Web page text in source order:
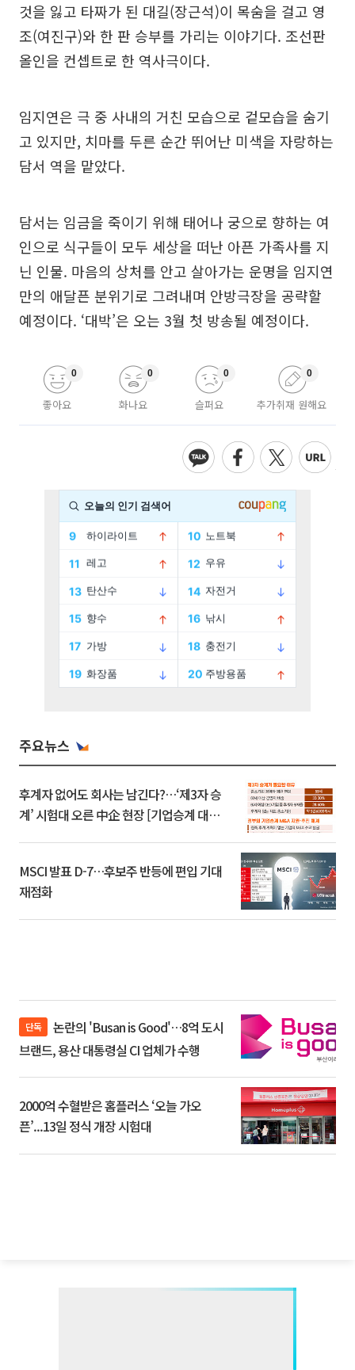
것을 잃고 타짜가 된 대길(장근석)이 목숨을 걸고 영
조(여진구)와 한 판 승부를 가리는 이야기다. 조선판
올인을 컨셉트로 한 역사극이다.
임지연은 극 중 사내의 거친 모습으로 겉모습을 숨기
고 있지만, 치마를 두른 순간 뛰어난 미색을 자랑하는
담서 역을 맡았다.
담서는 임금을 죽이기 위해 태어나 궁으로 향하는 여
인으로 식구들이 모두 세상을 떠난 아픈 가족사를 지
닌 인물. 마음의 상처를 안고 살아가는 운명을 임지연
만의 애달픈 분위기로 그려내며 안방극장을 공략할
예정이다. ‘대박’은 오는 3월 첫 방송될 예정이다.
좋아요
0
화나요
0
슬퍼요
0
추가취재 원해요
0
주요뉴스
후계자 없어도 회사는 남긴다?…‘제3자 승
계’ 시험대 오른 中企 현장 [기업승계 대전
MSCI 발표 D-7…후보주 반등에 편입 기대
재점화
단독
브랜드, 용산 대통령실 CI 업체가 수행
2000억 수혈받은 홈플러스 ‘오늘 가오
픈’...13일 정식 개장 시험대